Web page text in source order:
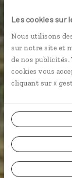
Les cookies sur
Nous utilisons
sur notre site et
de nos publicités.
cookies vous
cliquant sur «